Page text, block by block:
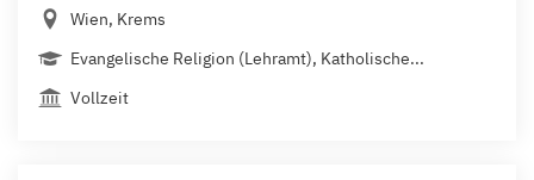
Wien, Krems
Evangelische Religion (Lehramt), Katholische...
Vollzeit